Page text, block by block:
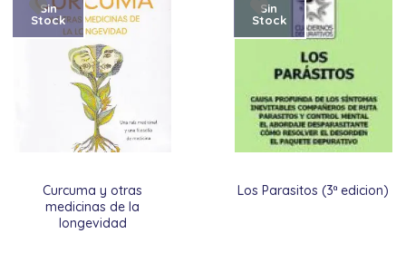
Curcuma y otras
medicinas de la
longevidad
Sin
Stock
Los Parasitos (3ª edicion)
Sin
Stock